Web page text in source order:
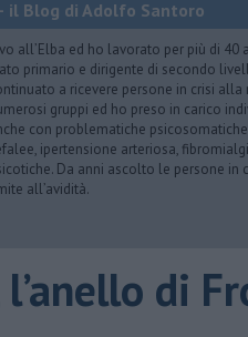
il Blog di Adolfo Santoro
all’Elba ed ho lavorato per più di
primario e dirigente di secondo
a ricevere persone in crisi
gruppi ed ho preso in carico
con problematiche
ipertensione arteriosa,
Da anni ascolto le persone in
all’avidità.
di